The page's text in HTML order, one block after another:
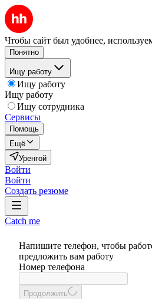
Чтобы сайт был удобнее,
Понятно
Ищу работу
Ищу работу
Ищу работу
Ищу сотрудника
Сервисы
Помощь
Ещё
Уренгой
Войти
Войти
Создать резюме
Catch me
Напишите телефон, чтобы
предложить вам работу
Номер телефона
Продолжить